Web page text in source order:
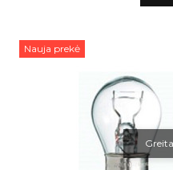
Nauja prekė